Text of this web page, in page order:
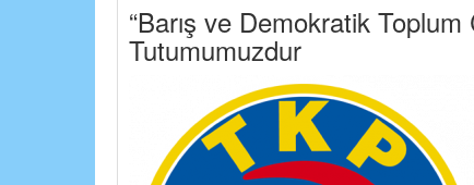
“Barış ve Demokratik Toplum
Tutumumuzdur